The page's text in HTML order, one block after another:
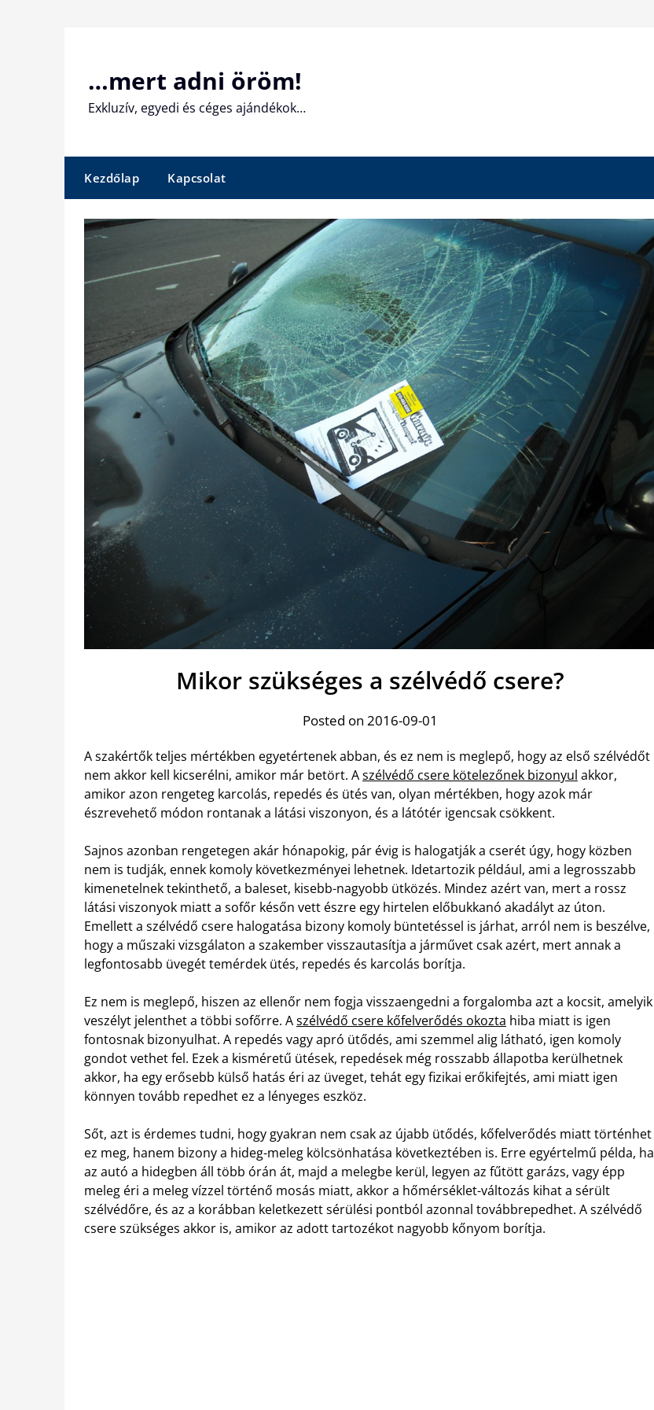
…mert adni öröm!
Exkluzív, egyedi és céges ajándékok…
Kezdőlap Kapcsolat
Mikor szükséges a szélvédő csere?
Posted on 2016-09-01
A szakértők teljes mértékben egyetértenek abban, és ez nem is meglepő, hogy az első szélvédőt
nem akkor kell kicserélni, amikor már betört. Aszélvédő csere kötelezőnek bizonyul akkor,
amikor azon rengeteg karcolás, repedés és ütés van, olyan mértékben, hogy azok már
észrevehető módon rontanak a látási viszonyon, és a látótér igencsak csökkent.
Sajnos azonban rengetegen akár hónapokig, pár évig is halogatják a cserét úgy, hogy közben
nem is tudják, ennek komoly következményei lehetnek. Idetartozik például, ami a legrosszabb
kimenetelnek tekinthető, a baleset, kisebb-nagyobb ütközés. Mindez azért van, mert a rossz
látási viszonyok miatt a sofőr későn vett észre egy hirtelen előbukkanó akadályt az úton.
Emellett a szélvédő csere halogatása bizony komoly büntetéssel is járhat, arról nem is beszélve,
hogy a műszaki vizsgálaton a szakember visszautasítja a járművet csak azért, mert annak a
legfontosabb üvegét temérdek ütés, repedés és karcolás borítja.
Ez nem is meglepő, hiszen az ellenőr nem fogja visszaengedni a forgalomba azt a kocsit, amelyik
veszélyt jelenthet a többi sofőrre. Aszélvédő csere kőfelverődés okozta hiba miatt is igen
fontosnak bizonyulhat. A repedés vagy apró ütődés, ami szemmel alig látható, igen komoly
gondot vethet fel. Ezek a kisméretű ütések, repedések még rosszabb állapotba kerülhetnek
akkor, ha egy erősebb külső hatás éri az üveget, tehát egy fizikai erőkifejtés, ami miatt igen
könnyen tovább repedhet ez a lényeges eszköz.
Sőt, azt is érdemes tudni, hogy gyakran nem csak az újabb ütődés, kőfelverődés miatt történhet
ez meg, hanem bizony a hideg-meleg kölcsönhatása következtében is. Erre egyértelmű példa, ha
az autó a hidegben áll több órán át, majd a melegbe kerül, legyen az fűtött garázs, vagy épp
meleg éri a meleg vízzel történő mosás miatt, akkor a hőmérséklet-változás kihat a sérült
szélvédőre, és az a korábban keletkezett sérülési pontból azonnal továbbrepedhet. A szélvédő
csere szükséges akkor is, amikor az adott tartozékot nagyobb kőnyom borítja.